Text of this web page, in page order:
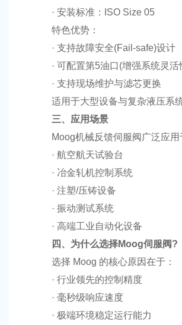
· 安装标准：ISO Size 05
特色优势：
· 支持故障安全(Fail-safe)设计
· 可配置第5油口(增强系统灵活
· 支持现场维护与滤芯更换
适用于大型设备与复杂液压系
三、应用场景
Moog机械反馈伺服阀广泛应用
· 航空航天试验台
· 冶金轧机控制系统
· 注塑/压铸设备
· 振动测试系统
· 高端工业自动化设备
四、为什么选择Moog伺服阀?
选择 Moog 的核心原因在于：
· 行业领先的控制精度
· 毫秒级响应速度
· 极端环境稳定运行能力